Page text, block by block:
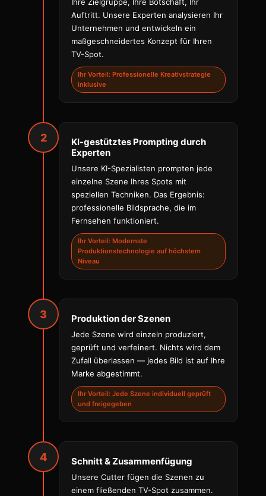
Ihre Zielgruppe, Ihre Botschaft, Ihr
Auftritt. Unsere Experten analysieren Ihr
Unternehmen und entwickeln ein
maßgeschneidertes Konzept für Ihren
TV-Spot.
Ihr Vorteil: Professionelle Kreativstrategie
inklusive
2
KI-gestütztes Prompting durch
Experten
Unsere KI-Spezialisten prompten jede
einzelne Szene Ihres Spots mit
speziellen Techniken. Das Ergebnis:
professionelle Bildsprache, die im
Fernsehen funktioniert.
Ihr Vorteil: Modernste
Produktionstechnologie auf höchstem
Niveau
3 Produktion der Szenen
Jede Szene wird einzeln produziert,
geprüft und verfeinert. Nichts wird dem
Zufall überlassen — jedes Bild ist auf Ihre
Marke abgestimmt.
Ihr Vorteil: Jede Szene individuell geprüft
und freigegeben
4 Schnitt & Zusammenfügung
Unsere Cutter fügen die Szenen zu
einem fließenden TV-Spot zusammen.